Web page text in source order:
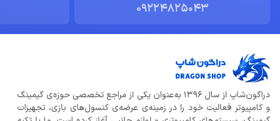
09224825043
دراگون‌شاپ از سال 1396 به‌عنوان یکی از مراجع تخصصی حوزه‌ی گیمینگ
و کامپیوتر فعالیت خود را در زمینه‌ی عرضه‌ی کنسول‌های بازی، تجهیزات